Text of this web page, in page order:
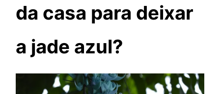
da casa para deixar
a jade azul?